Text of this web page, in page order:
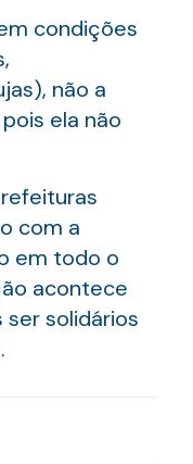
condições
não a
ela não
com a
em todo o
acontece
solidários